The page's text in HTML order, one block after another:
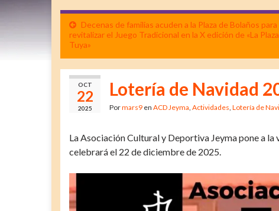
Decenas de familias acuden a la Plaza de Bolaños para
revitalizar el Juego Tradicional en la X edición de «La
Tuya»
OCT
22
2025
Lotería de Navidad
Pormars9 en ACD Jeyma Actividades Lotería de
La Asociación Cultural y Deportiva Jeyma pone a la
celebrará el 22 de diciembre de 2025.